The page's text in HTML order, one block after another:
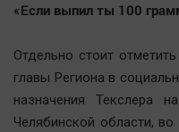
«Если выпил ты 100
Отдельно стоит
главы Региона в
назначения Текслера
Челябинской области,